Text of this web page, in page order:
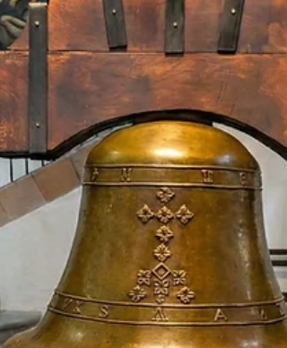
histórico, en el antiguo Hospital de San
Rafael, el Museo del Vino de Guanajuato
la parada obligatoria para ent